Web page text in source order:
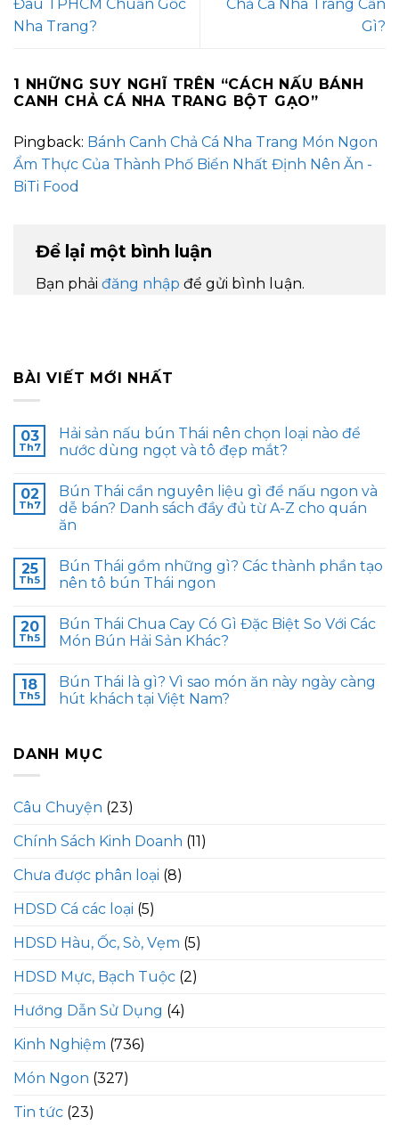
Đâu TPHCM Chuẩn Gốc
Nha Trang?
Chả Cá Nha Trang Cần
Gì?
1 NHỮNG SUY NGHĨ TRÊN “CÁCH NẤU BÁNH
CANH CHẢ CÁ NHA TRANG BỘT GẠO”
Pingback: Bánh Canh Chả Cá Nha Trang Món Ngon
Ẩm Thực Của Thành Phố Biển Nhất Định Nên Ăn -
BiTi Food
Để lại một bình luận
Bạn phải đăng nhập để gửi bình luận.
BÀI VIẾT MỚI NHẤT
03
Th7
Hải sản nấu bún Thái nên chọn loại nào để
nước dùng ngọt và tô đẹp mắt?
02
Th7
Bún Thái cần nguyên liệu gì để nấu ngon và
dễ bán? Danh sách đầy đủ từ A-Z cho quán
ăn
25
Th5
Bún Thái gồm những gì? Các thành phần tạo
nên tô bún Thái ngon
20
Th5
Bún Thái Chua Cay Có Gì Đặc Biệt So Với Các
Món Bún Hải Sản Khác?
18
Th5
Bún Thái là gì? Vì sao món ăn này ngày càng
hút khách tại Việt Nam?
DANH MỤC
Câu Chuyện (23)
Chính Sách Kinh Doanh (11)
Chưa được phân loại (8)
HDSD Cá các loại (5)
HDSD Hàu, Ốc, Sò, Vẹm (5)
HDSD Mực, Bạch Tuộc (2)
Hướng Dẫn Sử Dụng (4)
Kinh Nghiệm (736)
Món Ngon (327)
Tin tức (23)